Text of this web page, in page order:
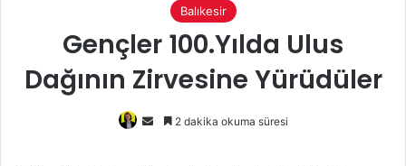
Balıkesir
Gençler 100.Yılda Ulus
Dağının Zirvesine Yürüdüler
Bir 2 dakika okuma süresi